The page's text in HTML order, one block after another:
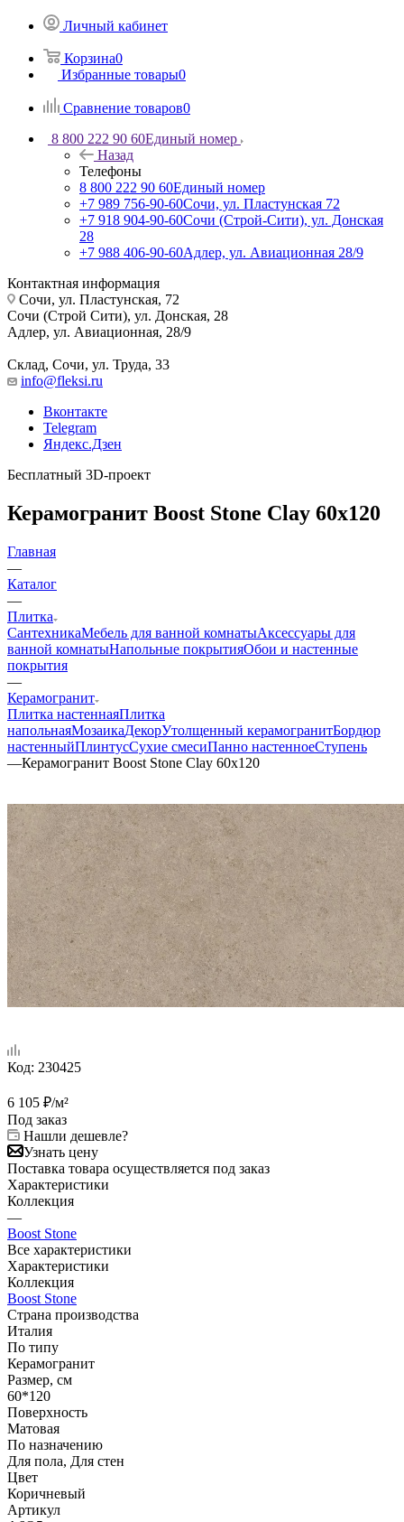
Личный кабинет
Корзина0
Избранные товары0
Сравнение товаров0
8 800 222 90 60Единый номер
Назад
Телефоны
8 800 222 90 60Единый номер
+7 989 756-90-60Сочи, ул. Пластунская 72
+7 918 904-90-60Сочи (Строй-Сити), ул. Донская
28
+7 988 406-90-60Адлер, ул. Авиационная 28/9
Контактная информация
Сочи, ул. Пластунская, 72
Сочи (Строй Сити), ул. Донская, 28
Адлер, ул. Авиационная, 28/9
Склад, Сочи, ул. Труда, 33
info@fleksi.ru
Вконтакте
Telegram
Яндекс.Дзен
Бесплатный 3D-проект
Керамогранит Boost Stone Clay 60x120
Главная
—
Каталог
—
Плитка
СантехникаМебель для ванной комнатыАксессуары для
ванной комнатыНапольные покрытияОбои и настенные
покрытия
—
Керамогранит
Плитка настеннаяПлитка
напольнаяМозаикаДекорУтолщенный керамогранитБордюр
настенныйПлинтусСухие смесиПанно настенноеСтупень
—Керамогранит Boost Stone Clay 60x120
Код: 230425
6 105 ₽/м²
Под заказ
Нашли дешевле?
Узнать цену
Поставка товара осуществляется под заказ
Характеристики
Коллекция
—
Boost Stone
Все характеристики
Характеристики
Коллекция
Boost Stone
Страна производства
Италия
По типу
Керамогранит
Размер, см
60*120
Поверхность
Матовая
По назначению
Для пола, Для стен
Цвет
Коричневый
Артикул